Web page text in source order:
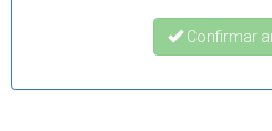
Confirmar